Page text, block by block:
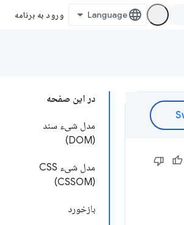
ورود به برنامه
در این صفحه
مدل شیء سند
(DOM)
مدل شیء CSS
(CSSOM)
بازخورد